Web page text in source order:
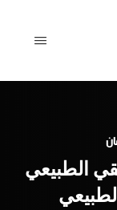
الطبيعي